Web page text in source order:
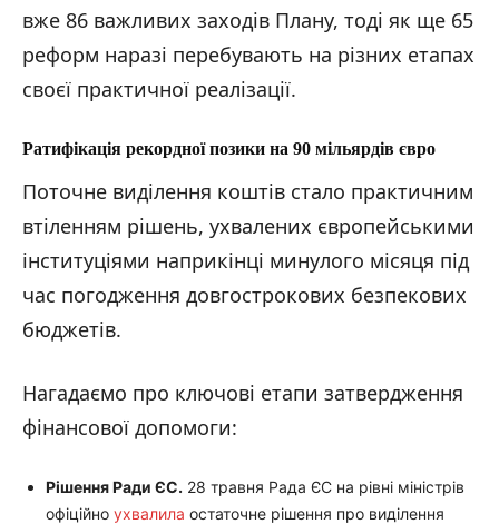
вже 86 важливих заходів Плану, тоді як ще 65
реформ наразі перебувають на різних етапах
своєї практичної реалізації.
Ратифікація рекордної позики на 90 мільярдів євро
Поточне виділення коштів стало практичним
втіленням рішень, ухвалених європейськими
інституціями наприкінці минулого місяця під
час погодження довгострокових безпекових
бюджетів.
Нагадаємо про ключові етапи затвердження
фінансової допомоги:
Рішення Ради ЄС. 28 травня Рада ЄС на рівні міністрів
офіційно ухвалила остаточне рішення про виділення